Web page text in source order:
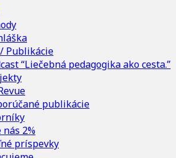
Publikácie
“Liečebná pedagogika ako cesta.”
publikácie
2%
príspevky